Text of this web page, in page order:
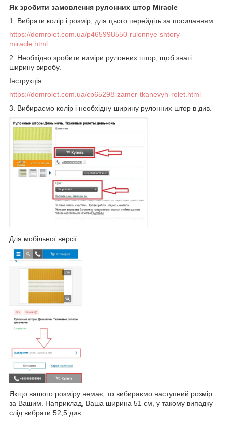
Як зробити замовлення рулонних штор Miracle
1. Вибрати колір і розмір, для цього перейдіть за посиланням:
https://domrolet.com.ua/p465998550-rulonnye-shtory-
miracle.html
2. Необхідно зробити виміри рулонних штор, щоб знаті
ширину виробу.
Інструкція:
https://domrolet.com.ua/cp65298-zamer-tkanevyh-rolet.html
3. Вибираємо колір і необхідну ширину рулонних штор в див.
Для мобільної версії
Якщо вашого розміру немає, то вибираємо наступний розмір
за Вашим. Наприклад, Ваша ширина 51 см, у такому випадку
слід вибрати 52,5 див.